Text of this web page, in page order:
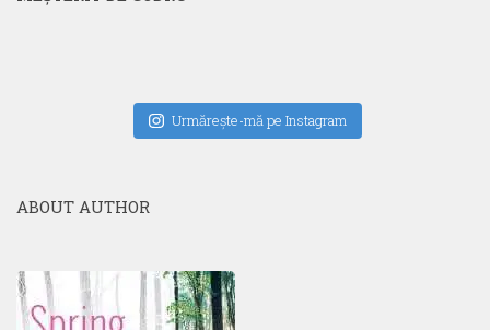
Urmăreşte-mă pe Instagram
ABOUT AUTHOR